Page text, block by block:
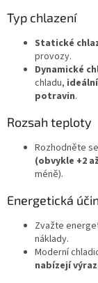
Typ chlazení
Statické
provozy.
Dynamické
chladu,
potravin.
Rozsah teploty
Rozhodněte
(obvykle +2
méně).
Energetická
Zvažte
náklady.
Moderní
nabízejí